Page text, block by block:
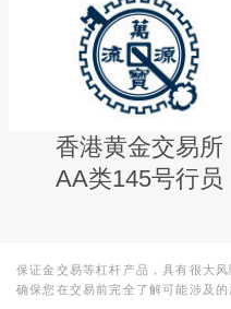
香港黄金交易所
AA类145号行员
保证金交易等杠杆产品，具有很大
确保您在交易前完全了解可能涉及的